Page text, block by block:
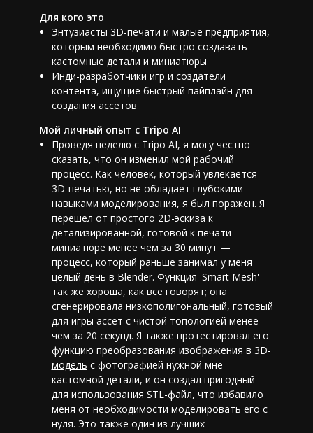
Для кого это
Энтузиасты 3D-печати и малые предприятия,
которым необходимо быстро создавать
кастомные детали и миниатюры
Инди-разработчики игр и создатели
контента, ищущие быстрый пайплайн для
создания ассетов
Мой личный опыт с Tripo AI
Проведя неделю с Tripo AI, я могу честно
сказать, что он изменил мой рабочий
процесс. Как человек, который увлекается
3D-печатью, но не обладает глубокими
навыками моделирования, я был поражен. Я
перешел от простого 2D-эскиза к
детализированной, готовой к печати
миниатюре менее чем за 30 минут —
процесс, который раньше занимал у меня
целый день в Blender. Функция 'Smart Mesh'
так же хороша, как все говорят; она
сгенерировала низкополигональный, готовый
для игры ассет с чистой топологией менее
чем за 20 секунд. Я также протестировал его
функцию преобразования изображения в 3D-
модель с фотографией нужной мне
кастомной детали, и он создал пригодный
для использования STL-файл, что избавило
меня от необходимости моделировать его с
нуля. Это также один из лучших